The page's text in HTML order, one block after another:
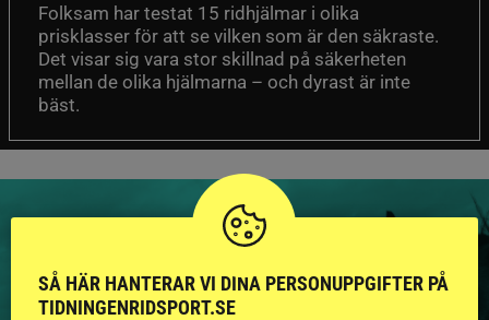
Folksam har testat 15 ridhjälmar i olika
prisklasser för att se vilken som är den säkraste.
Det visar sig vara stor skillnad på säkerheten
mellan de olika hjälmarna – och dyrast är inte
bäst.
HINGSTAR ONLINE
SÅ HÄR HANTERAR VI DINA PERSONUPPGIFTER PÅ
TIDNINGENRIDSPORT.SE